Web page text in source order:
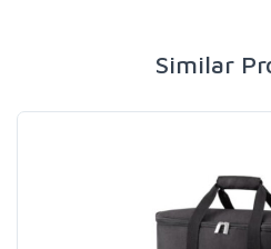
Similar